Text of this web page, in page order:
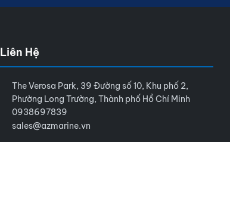
Liên Hệ
The Verosa Park, 39 Đường số 10, Khu phố 2,
Phường Long Trường, Thành phố Hồ Chí Minh
0938697839
sales@azmarine.vn